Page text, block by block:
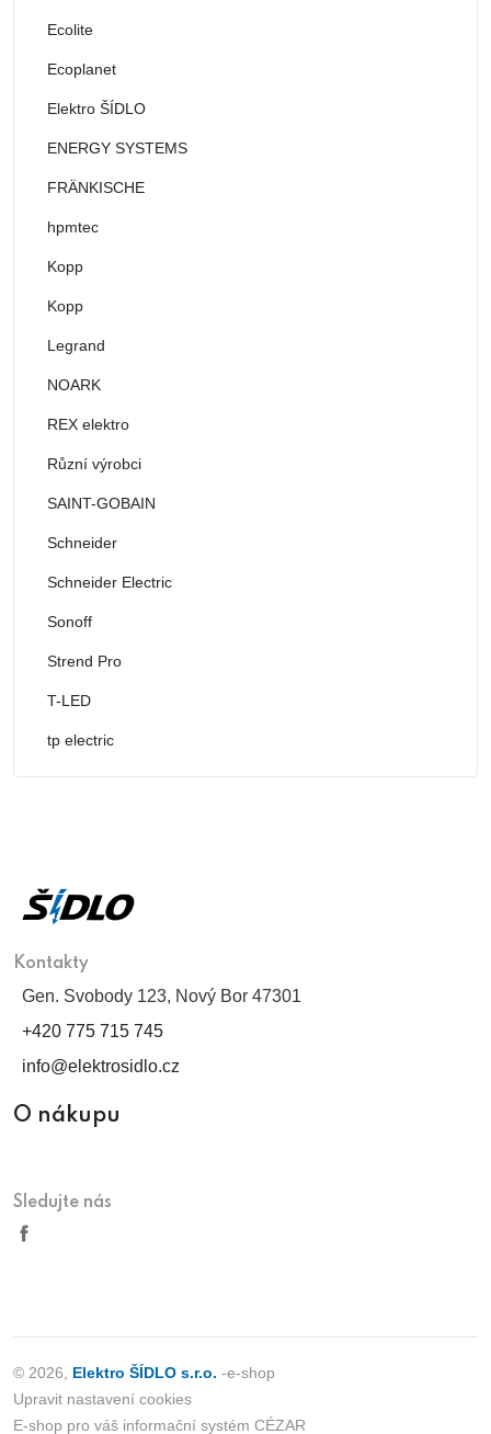
Ecolite
Ecoplanet
Elektro ŠÍDLO
ENERGY SYSTEMS
FRÄNKISCHE
hpmtec
Kopp
Kopp
Legrand
NOARK
REX elektro
Různí výrobci
SAINT-GOBAIN
Schneider
Schneider Electric
Sonoff
Strend Pro
T-LED
tp electric
Kontakty
Gen. Svobody 123, Nový Bor 47301
+420 775 715 745
info@elektrosidlo.cz
O nákupu
Sledujte nás
© 2026, Elektro ŠÍDLO s.r.o. -e-shop
Upravit nastavení cookies
E-shop pro váš informační systém CÉZAR